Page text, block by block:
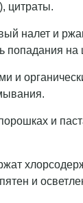
цитраты.
налет и
попадания
и
и